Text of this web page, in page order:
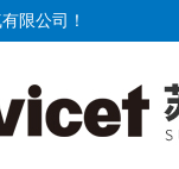
限公司！